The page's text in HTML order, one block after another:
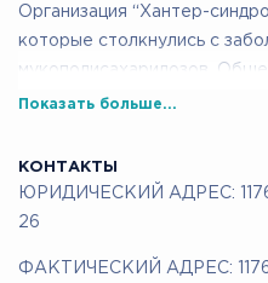
мишка - главный друг и
мукополисахаридозами.
детки похожи на солнышко
Организация “Хантер-
которые столкнулись с
мукополисахаридозов.
синдром” занимается
протянуть руку помощи
готова отстаивать права
стране. Наша организация
Показать больше...
КОНТАКТЫ
ЮРИДИЧЕСКИЙ АДРЕС:
26
ФАКТИЧЕСКИЙ АДРЕС: